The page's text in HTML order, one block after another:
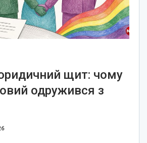
щит: чому
одружився з